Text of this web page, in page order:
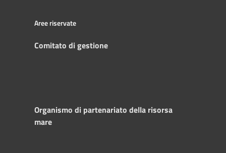
Aree riservate
Comitato di gestione
Organismo di partenariato della risorsa
mare